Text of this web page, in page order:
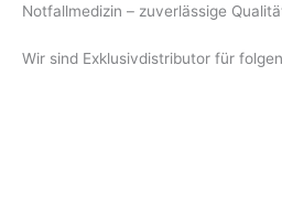
Notfallmedizin – zuverlässige
Wir sind Exklusivdistributor für